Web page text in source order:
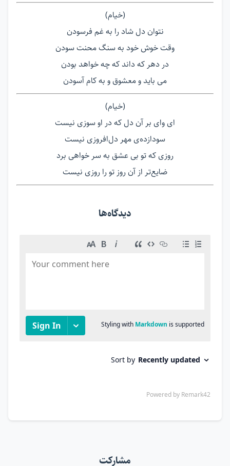
(خیام)
نتوان دل شاد را به غم فرسودن
وقت خوش خود به سنگ محنت سودن
در دھر که داند که چه خواھد بودن
می باید و معشوق و به کام آسودن
(خیام)
ای وای بر آن دل که در او سوزی نیست
سودازده‌ی مهر دل‌افروزی نیست
روزی که تو بی عشق به سر خواھی برد
ضایع‌تر از آن روز تو را روزی نیست
دیدگاه‌ها
مشارکت